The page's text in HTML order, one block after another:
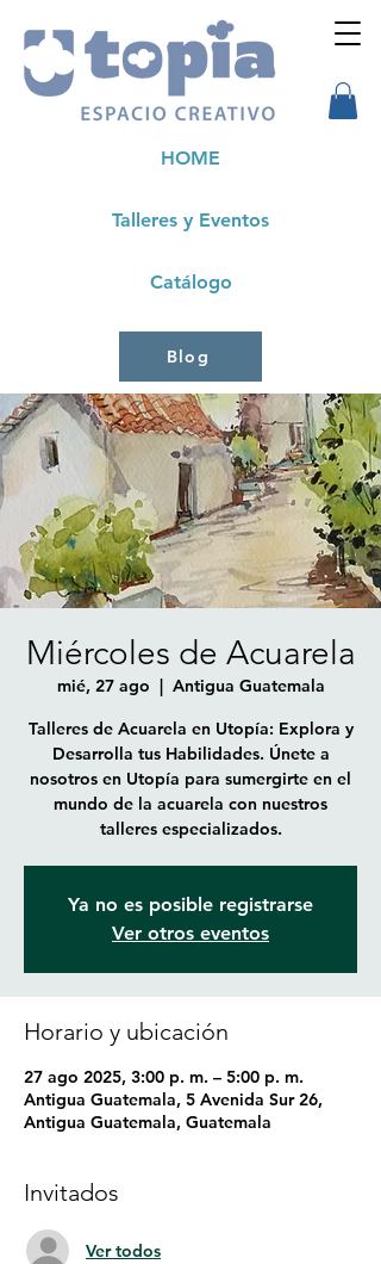
Talleres y Eventos
HOME
Catálogo
Blog
Miércoles de Acuarela
mié, 27 ago
  |
Antigua Guatemala
Talleres de Acuarela en Utopía: Explora y
Desarrolla tus Habilidades. Únete a
nosotros en Utopía para sumergirte en el
mundo de la acuarela con nuestros
talleres especializados.
Ya no es posible registrarse
Ver otros eventos
Horario y ubicación
27 ago 2025, 3:00 p. m. – 5:00 p. m.
Antigua Guatemala, 5 Avenida Sur 26,
Antigua Guatemala, Guatemala
Invitados
Ver todos